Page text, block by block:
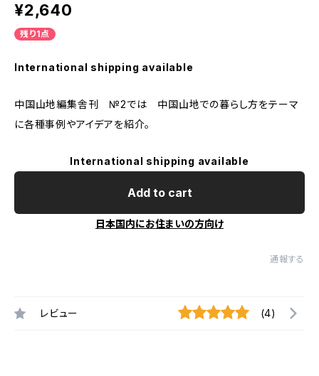
¥2,640
残り1点
International shipping available
中国山地編集舎刊 №2では 中国山地での暮らし方をテーマ
に各種事例やアイデアを紹介。
International shipping available
Add to cart
日本国内にお住まいの方向け
通報する
レビュー (4)